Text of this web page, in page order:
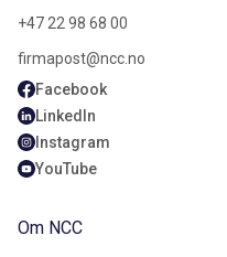
+47 22 98 68 00
firmapost@ncc.no
Facebook
LinkedIn
Instagram
YouTube
Om NCC